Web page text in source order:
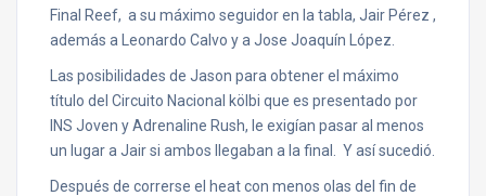
Final Reef, a su máximo seguidor en la tabla, Jair Pérez ,
además a Leonardo Calvo y a Jose Joaquín López.
Las posibilidades de Jason para obtener el máximo
título del Circuito Nacional kölbi que es presentado por
INS Joven y Adrenaline Rush, le exigían pasar al menos
un lugar a Jair si ambos llegaban a la final. Y así sucedió.
Después de correrse el heat con menos olas del fin de